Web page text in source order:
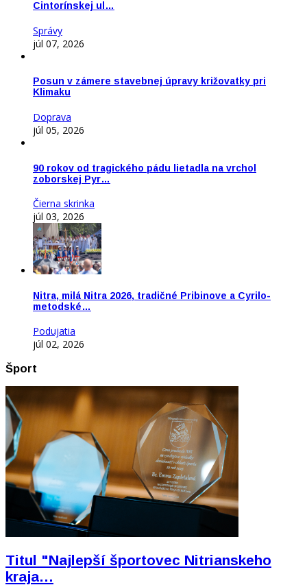
Cintorínskej ul…
Správy
júl 07, 2026
Posun v zámere stavebnej úpravy križovatky pri
Klimaku
Doprava
júl 05, 2026
90 rokov od tragického pádu lietadla na vrchol
zoborskej Pyr…
Čierna skrinka
júl 03, 2026
Nitra, milá Nitra 2026, tradičné Pribinove a Cyrilo-
metodské…
Podujatia
júl 02, 2026
Šport
Titul "Najlepší športovec Nitrianskeho
kraja…